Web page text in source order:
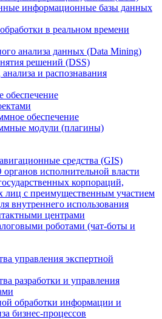
информационные базы данных
в реальном времени
анализа данных (Data Mining)
решений (DSS)
и распознавания
обеспечение
обеспечение
модули (плагины)
средства (GIS)
исполнительной власти
корпораций,
лиц с преимущественным участием
внутреннего использования
центрами
роботами (чат-боты и
управления экспертной
разработки и управления
обработки информации и
бизнес-процессов